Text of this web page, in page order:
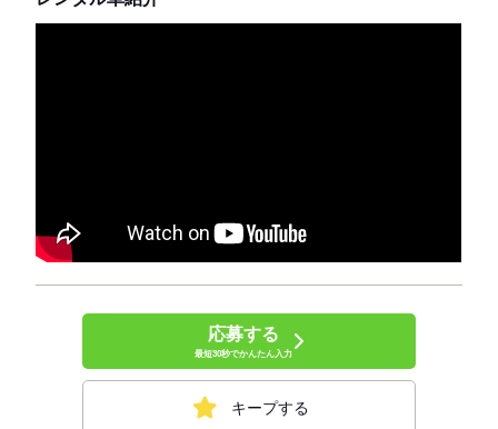
応募する
最短30秒でかんたん入力
キープする